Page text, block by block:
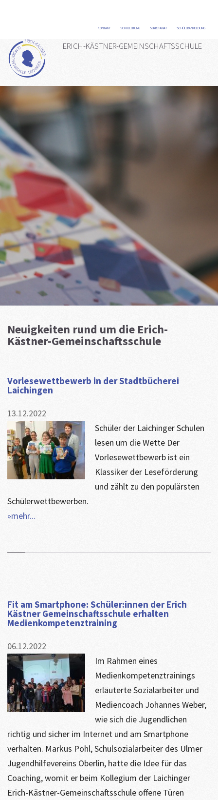
KONTAKT SCHULLEITUNG SEKRETARIAT SCHÜLERANMELDUNG
ERICH-KÄSTNER-GEMEINSCHAFTSSCHULE
Neuigkeiten rund um die Erich-
Kästner-Gemeinschaftsschule
Vorlesewettbewerb in der Stadtbücherei
Laichingen
13.12.2022
Schüler der Laichinger Schulen
lesen um die Wette Der
Vorlesewettbewerb ist ein
Klassiker der Leseförderung
und zählt zu den populärsten
Schülerwettbewerben.
»mehr...
Fit am Smartphone: Schüler:innen der Erich
Kästner Gemeinschaftsschule erhalten
Medienkompetenztraining
06.12.2022
Im Rahmen eines
Medienkompetenztrainings
erläuterte Sozialarbeiter und
Mediencoach Johannes Weber,
wie sich die Jugendlichen
richtig und sicher im Internet und am Smartphone
verhalten. Markus Pohl, Schulsozialarbeiter des Ulmer
Jugendhilfevereins Oberlin, hatte die Idee für das
Coaching, womit er beim Kollegium der Laichinger
Erich-Kästner-Gemeinschaftsschule offene Türen